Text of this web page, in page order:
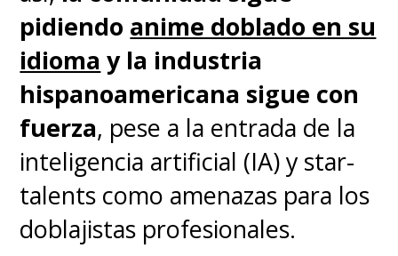
y 1992 en Japón sumando 161
episodios producidos por
Deen.
Eso sí, lo que muchos no saben
es que solo 18 episodios de la
serie corresponden aRanma
pidiendo anime doblado en su
idioma y la industria
hispanoamericana sigue con
fuerza, pese a la entrada de la
inteligencia artificial (IA) y star-
talents como amenazas para los
doblajistas profesionales.